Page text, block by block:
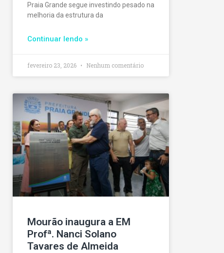
Praia Grande segue investindo pesado na
melhoria da estrutura da
Continuar lendo »
fevereiro 23, 2026 Nenhum comentário
Mourão inaugura a EM
Profª. Nanci Solano
Tavares de Almeida